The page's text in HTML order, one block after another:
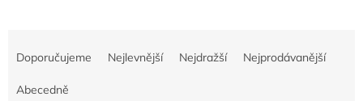
Doporučujeme Nejlevnější Nejdražší Nejprodávanější
Abecedně